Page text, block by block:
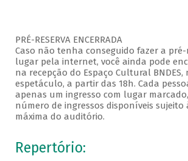
PRÉ-RESERVA ENCERRADA
Caso não tenha conseguido fazer a pré-
lugar pela internet, você ainda pode
na recepção do Espaço Cultural BNDES,
espetáculo, a partir das 18h. Cada
apenas um ingresso com lugar
número de ingressos disponíveis sujeito
máxima do auditório.
Repertório: